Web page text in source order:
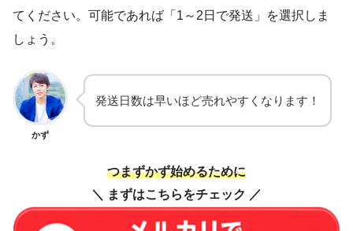
てください。可能であれば「1～2日で発送」を選択しま
しょう。
かず
発送日数は早いほど売れやすくなります！
つまずかず始めるために
＼ まずはこちらをチェック ／